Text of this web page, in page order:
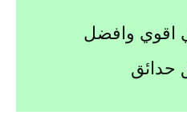
اقوي وافضل
حدائق